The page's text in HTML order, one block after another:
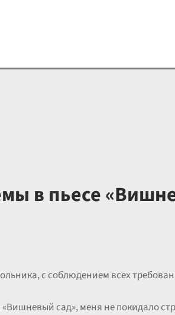
в пьесе
с соблюдением всех
сад», меня не покидало